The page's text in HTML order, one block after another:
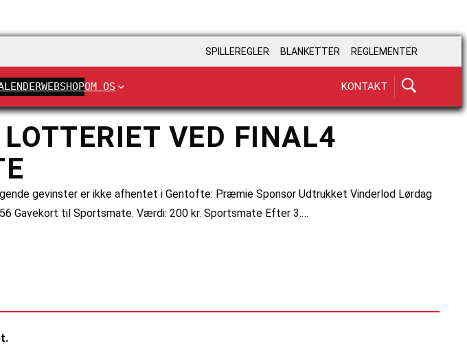
SPILLEREGLER BLANKETTER REGLEMENTER
WEBSHOPOM OS KONTAKT
VED FINAL4
gevinster er ikke afhentet i Gentofte: Præmie Sponsor Udtrukket Vinderlod Lørdag
til Sportsmate. Værdi: 200 kr. Sportsmate Efter 3.…